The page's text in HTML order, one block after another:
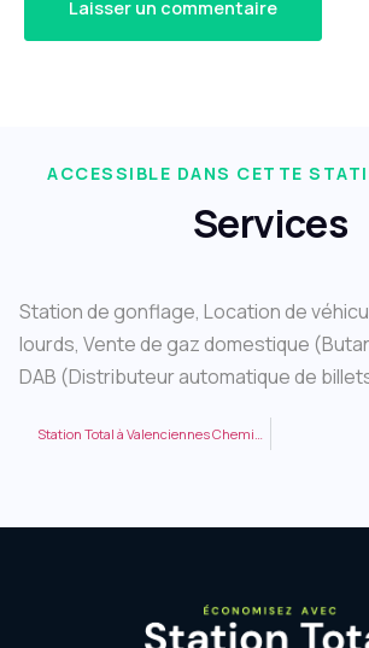
ACCESSIBLE DANS CETTE
Services
Station de gonflage, Location de
lourds, Vente de gaz domestique
DAB (Distributeur automatique de